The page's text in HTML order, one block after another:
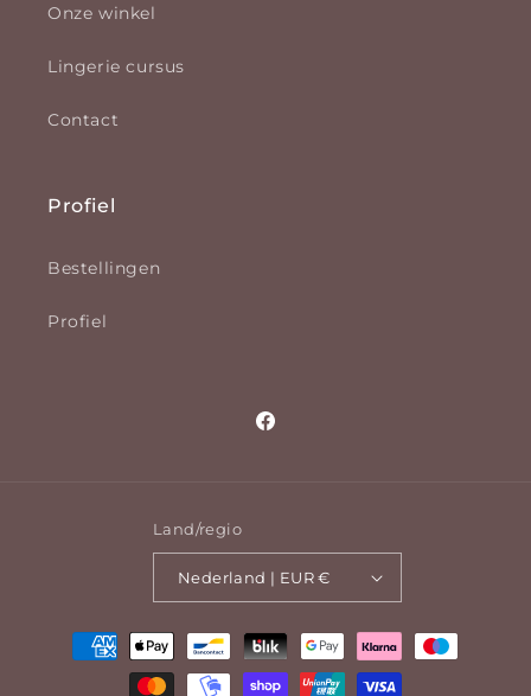
Onze winkel
Lingerie cursus
Contact
Profiel
Bestellingen
Profiel
Facebook
Land/regio
Nederland | EUR €
Betaalmethoden